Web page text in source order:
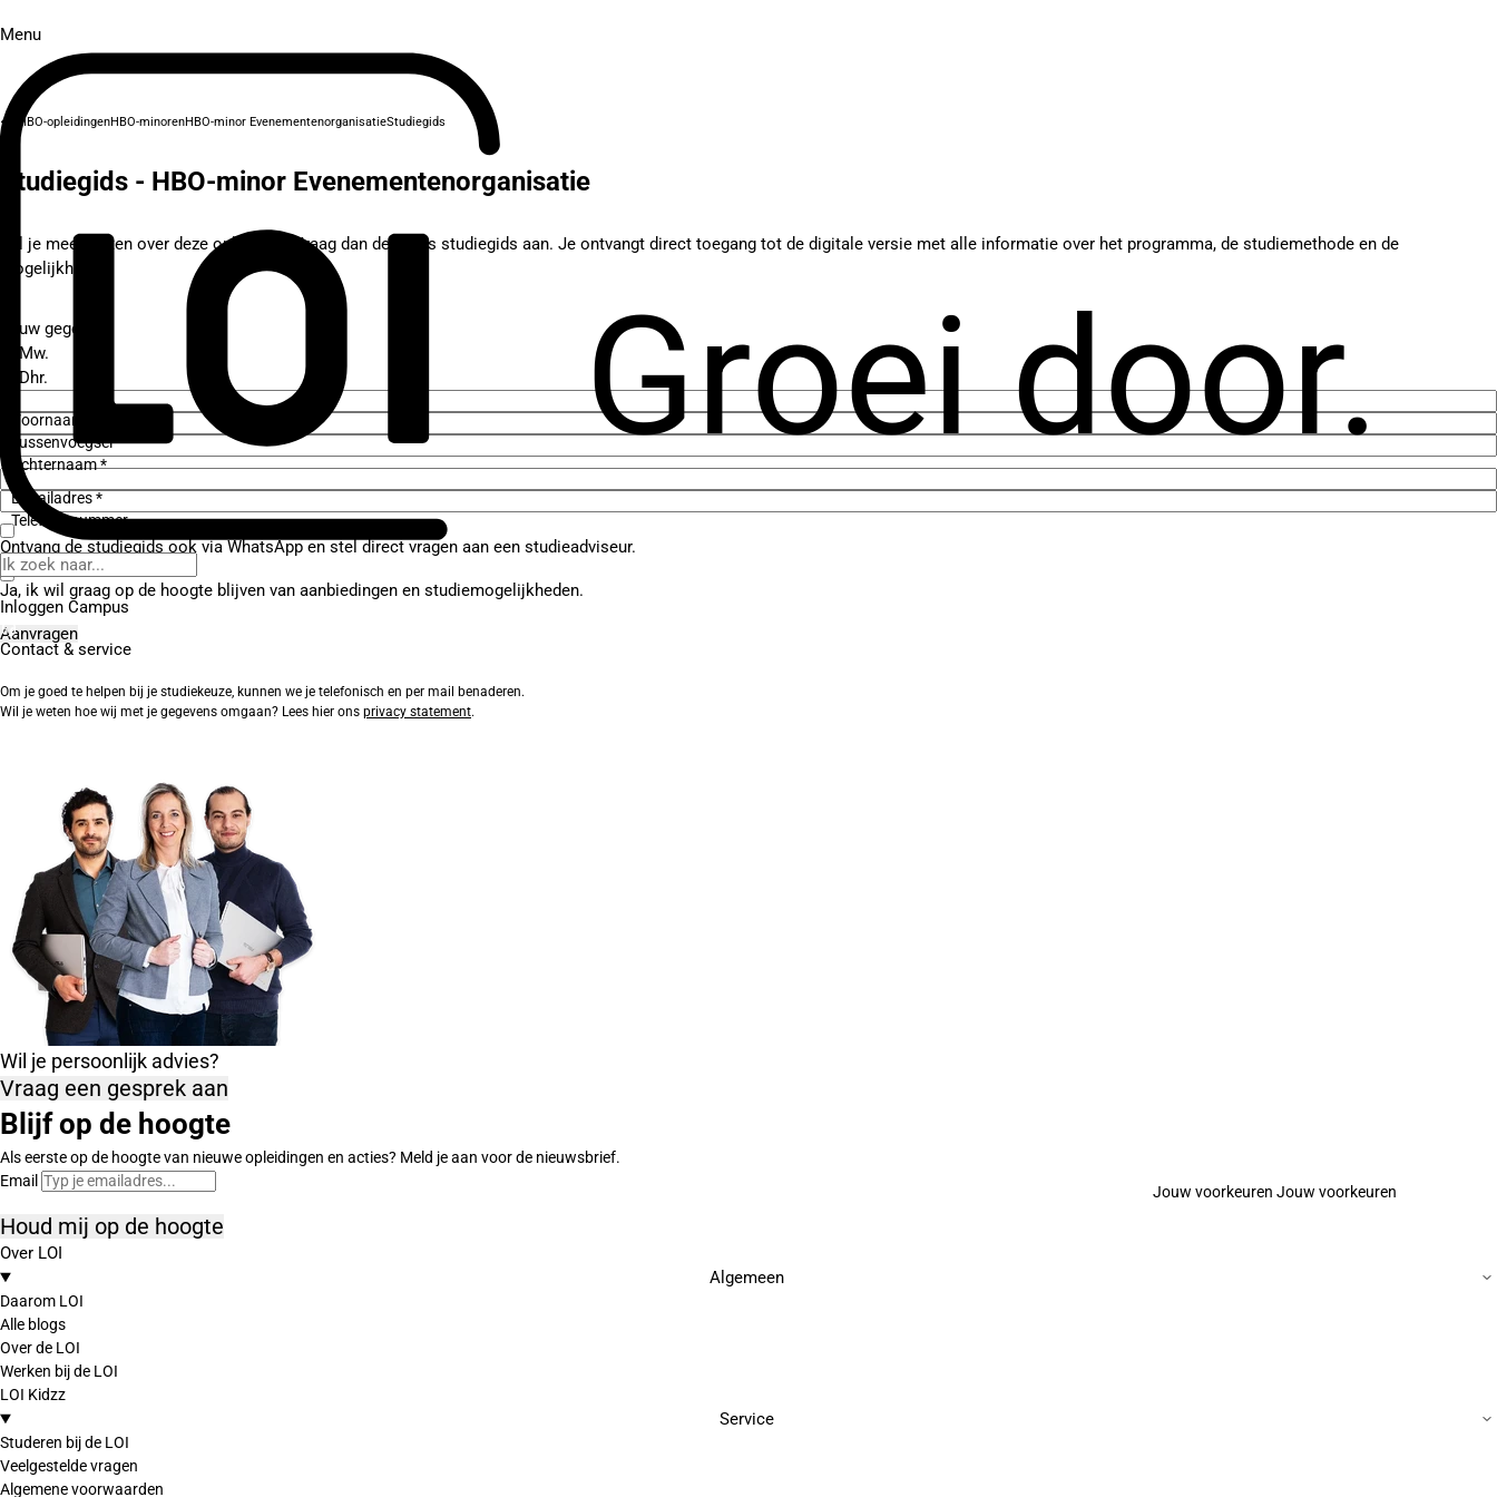
Menu
Groei door.
Inloggen Campus
Contact & service
HBO-opleidingenHBO-minorenHBO-minor EvenementenorganisatieStudiegids
Studiegids - HBO-minor Evenementenorganisatie
Wil je meer weten over deze opleiding? Vraag dan de gratis studiegids aan. Je ontvangt direct toegang tot de digitale versie met alle informatie over het programma, de studiemethode en de
mogelijkheden.
Jouw gegevens
Mw.
Dhr.
Voornaam *
Tussenvoegsel
Achternaam *
E-mailadres *
Telefoonnummer
Ontvang de studiegids ook via WhatsApp en stel direct vragen aan een studieadviseur.
Ja, ik wil graag op de hoogte blijven van aanbiedingen en studiemogelijkheden.
Om je goed te helpen bij je studiekeuze, kunnen we je telefonisch en per mail benaderen.
Wil je weten hoe wij met je gegevens omgaan? Lees hier ons privacy statement.
Wil je persoonlijk advies?
Vraag een gesprek aan
Blijf op de hoogte
Als eerste op de hoogte van nieuwe opleidingen en acties? Meld je aan voor de nieuwsbrief.
Email
Jouw voorkeuren
Houd mij op de hoogte
Over LOI
Algemeen
Daarom LOI
Alle blogs
Over de LOI
Werken bij de LOI
LOI Kidzz
Service
Studeren bij de LOI
Veelgestelde vragen
Algemene voorwaarden